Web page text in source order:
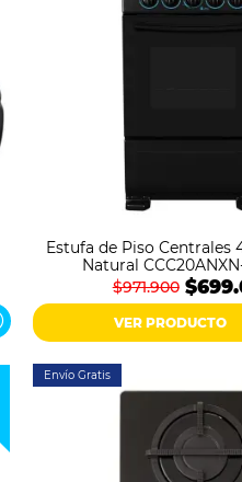
Estufa de Piso Centrales
Natural
$971.900
VER PRODUCTO
Envío Gratis